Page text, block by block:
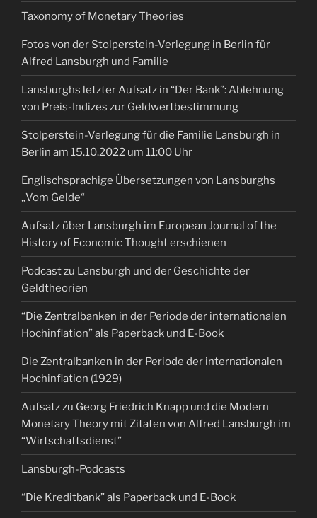
Taxonomy of Monetary Theories
Fotos von der Stolperstein-Verlegung in Berlin für
Alfred Lansburgh und Familie
Lansburghs letzter Aufsatz in “Der Bank”: Ablehnung
von Preis-Indizes zur Geldwertbestimmung
Stolperstein-Verlegung für die Familie Lansburgh in
Berlin am 15.10.2022 um 11:00 Uhr
Englischsprachige Übersetzungen von Lansburghs
„Vom Gelde“
Aufsatz über Lansburgh im European Journal of the
History of Economic Thought erschienen
Podcast zu Lansburgh und der Geschichte der
Geldtheorien
“Die Zentralbanken in der Periode der internationalen
Hochinflation” als Paperback und E-Book
Die Zentralbanken in der Periode der internationalen
Hochinflation (1929)
Aufsatz zu Georg Friedrich Knapp und die Modern
Monetary Theory mit Zitaten von Alfred Lansburgh im
“Wirtschaftsdienst”
Lansburgh-Podcasts
“Die Kreditbank” als Paperback und E-Book